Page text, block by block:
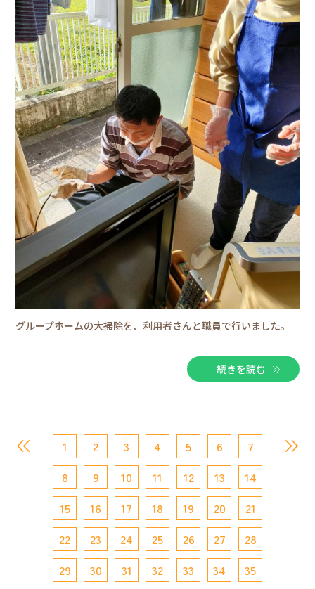
グループホームの大掃除を、利用者さんと職員で行いました。
続きを読む
1 2 3 4 5 6
7
8
9 10 11 12 13
14
15
16 17 18 19 20
21
22
23 24 25 26 27
28
29
30 31 32 33 34
35